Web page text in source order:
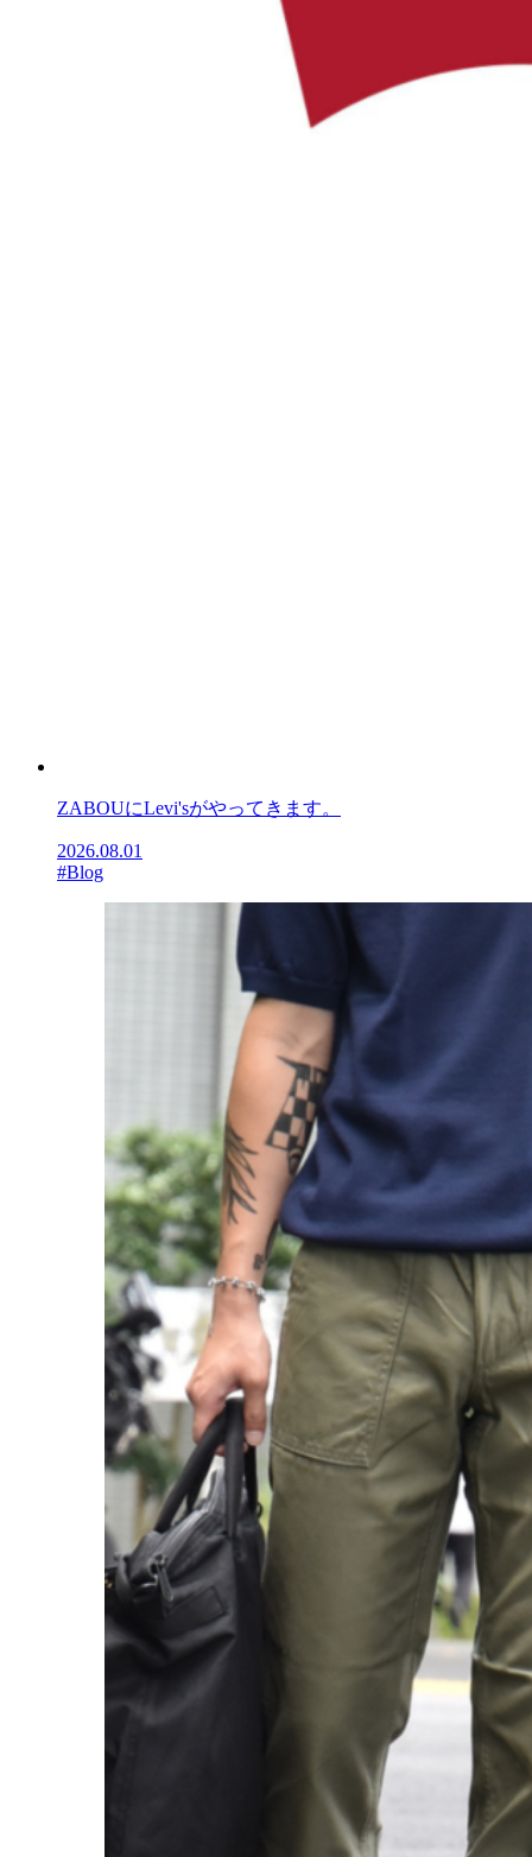
ZABOUにLevi'sがやってきます。
2026.08.01
#Blog